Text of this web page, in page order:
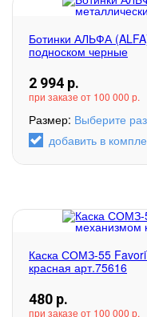
Ботинки АЛЬФА
подноском черные
2 994 р.
при заказе от 100 000 р.
Размер: Выберите
добавить в
Каска СОМЗ-55
красная арт.75616
480 р.
при заказе от 100 000 р.